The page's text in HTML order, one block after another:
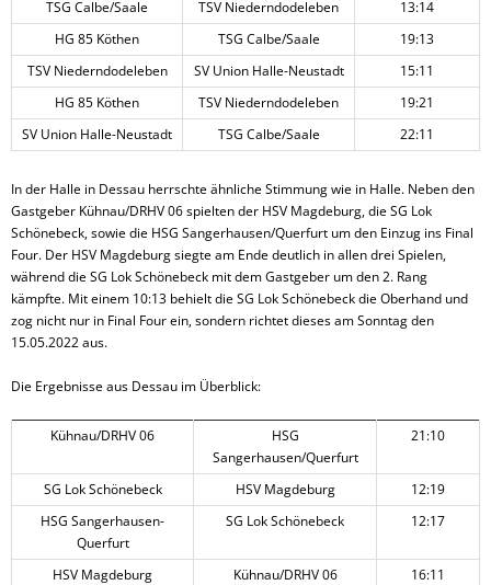
TSG Calbe/Saale
TSV Niederndodeleben
13:14
HG 85 Köthen
TSG Calbe/Saale
19:13
TSV Niederndodeleben
SV Union Halle-Neustadt
15:11
HG 85 Köthen
TSV Niederndodeleben
19:21
SV Union Halle-Neustadt
TSG Calbe/Saale 22:11
In der Halle in Dessau herrschte ähnliche Stimmung wie in Halle. Neben den
Gastgeber Kühnau/DRHV 06 spielten der HSV Magdeburg, die SG Lok
Schönebeck, sowie die HSG Sangerhausen/Querfurt um den Einzug ins Final
Four. Der HSV Magdeburg siegte am Ende deutlich in allen drei Spielen,
während die SG Lok Schönebeck mit dem Gastgeber um den 2. Rang
kämpfte. Mit einem 10:13 behielt die SG Lok Schönebeck die Oberhand und
zog nicht nur in Final Four ein, sondern richtet dieses am Sonntag den
15.05.2022 aus.
Die Ergebnisse aus Dessau im Überblick:
Kühnau/DRHV 06
HSG
Sangerhausen/Querfurt
21:10
SG Lok Schönebeck HSV Magdeburg
12:19
HSG Sangerhausen-
Querfurt
SG Lok Schönebeck 12:17
HSV Magdeburg Kühnau/DRHV 06
16:11